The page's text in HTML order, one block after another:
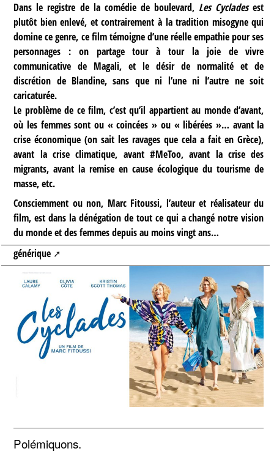
Dans le registre de la comédie de boulevard, Les Cycladesest
plutôt bien enlevé, et contrairement à la tradition misogyne qui
domine ce genre, ce film témoigne d’une réelle empathie pour ses
personnages : on partage tour à tour la joie de vivre
communicative de Magali, et le désir de normalité et de
discrétion de Blandine, sans que ni l’une ni l’autre ne soit
caricaturée.
Le problème de ce film, c’est qu’il appartient au monde d’avant,
où les femmes sont ou « coincées » ou « libérées »… avant la
crise économique (on sait les ravages que cela a fait en Grèce),
avant la crise climatique, avant #MeToo, avant la crise des
migrants, avant la remise en cause écologique du tourisme de
masse, etc.
Consciemment ou non, Marc Fitoussi, l’auteur et réalisateur du
film, est dans la dénégation de tout ce qui a changé notre vision
du monde et des femmes depuis au moins vingt ans…
générique
Polémiquons.